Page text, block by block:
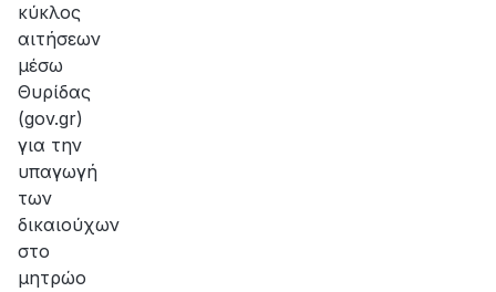
κύκλος
αιτήσεων
μέσω
Θυρίδας
(gov.gr)
για την
υπαγωγή
των
δικαιούχων
στο
μητρώο